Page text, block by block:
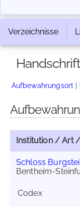
Verzeichnisse
Aufbewahrungsort |
Institution / Art
Schloss
Bentheim-
Codex